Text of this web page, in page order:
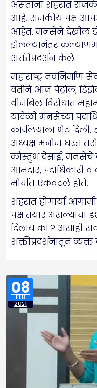
असताना शहरात
आहे. राजकीय पक्ष
आहेत. मनसेने देखील
झेलल्यानंतर
शक्तीप्रदर्शन केले.
महाराष्ट्र नवनिर्माण
वतीने आज पेट्रोल,
वीजबिल विरोधात
यावेळी मनसेच्या
कार्यलयाला भेट दिली.
अध्यक्ष मनोज घरत
कौस्तुभ देसाई, मनसेचे
आमदार, पदाधिकारी व
मोर्चात एकवटले होते.
शहरात होणार्या
पक्ष तयार असल्याचा
दिलाय का ? असाही
शक्तीप्रदर्शनातून
08
FEB
2021